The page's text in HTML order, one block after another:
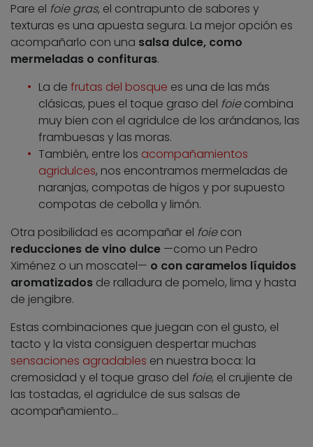
Pare el foie gras, el contrapunto de sabores y
texturas es una apuesta segura. La mejor opción es
acompañarlo con una salsa dulce, como
mermeladas o confituras.
La de frutas del bosque es una de las más
clásicas, pues el toque graso del foiecombina
muy bien con el agridulce de los arándanos, las
frambuesas y las moras.
También, entre los acompañamientos
agridulces, nos encontramos mermeladas de
naranjas, compotas de higos y por supuesto
compotas de cebolla y limón.
Otra posibilidad es acompañar el foiecon
reducciones de vino dulce —como un Pedro
Ximénez o un moscatel— o con caramelos líquidos
aromatizados de ralladura de pomelo, lima y hasta
de jengibre.
Estas combinaciones que juegan con el gusto, el
tacto y la vista consiguen despertar muchas
sensaciones agradables en nuestra boca: la
cremosidad y el toque graso del foie, el crujiente de
las tostadas, el agridulce de sus salsas de
acompañamiento…